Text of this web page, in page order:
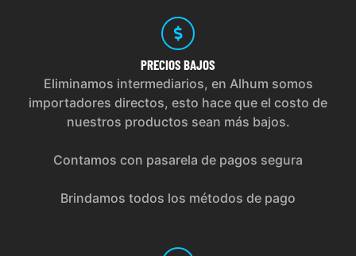
PRECIOS BAJOS
Eliminamos intermediarios, en Alhum somos
importadores directos, esto hace que el costo de
nuestros productos sean más bajos.
Contamos con pasarela de pagos segura
Brindamos todos los métodos de pago